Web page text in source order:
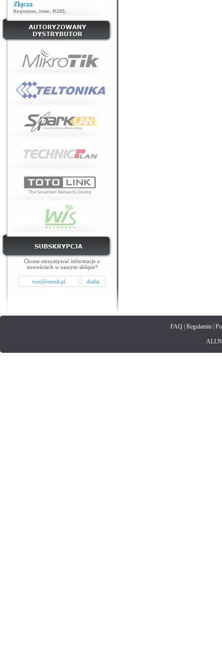
Złącza
Keystone Inne RJ45
Chcesz otrzymywać informacje o
nowościach w naszym sklepie?
FAQ| Regulamin|